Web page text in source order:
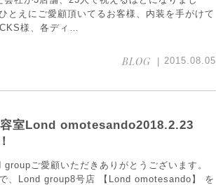
とえにご愛顧頂いてるお客様、内装を手がけて
様、各ディ…
BLOG 2015.08.05
室Lond omotesando2018.2.23
groupご愛顧いただきありがとうございます。
、Lond group8号店 【Lond omotesando】 を